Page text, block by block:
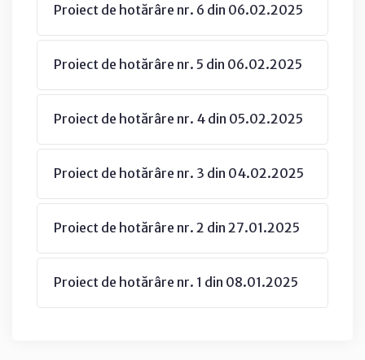
Proiect de hotărâre nr. 6 din 06.02.2025
Proiect de hotărâre nr. 5 din 06.02.2025
Proiect de hotărâre nr. 4 din 05.02.2025
Proiect de hotărâre nr. 3 din 04.02.2025
Proiect de hotărâre nr. 2 din 27.01.2025
Proiect de hotărâre nr. 1 din 08.01.2025